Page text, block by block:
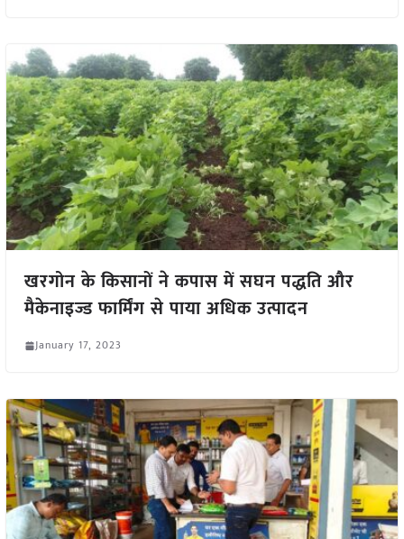
खरगोन के किसानों ने कपास में सघन पद्धति और
मैकेनाइज्ड फार्मिंग से पाया अधिक उत्पादन
January 17, 2023